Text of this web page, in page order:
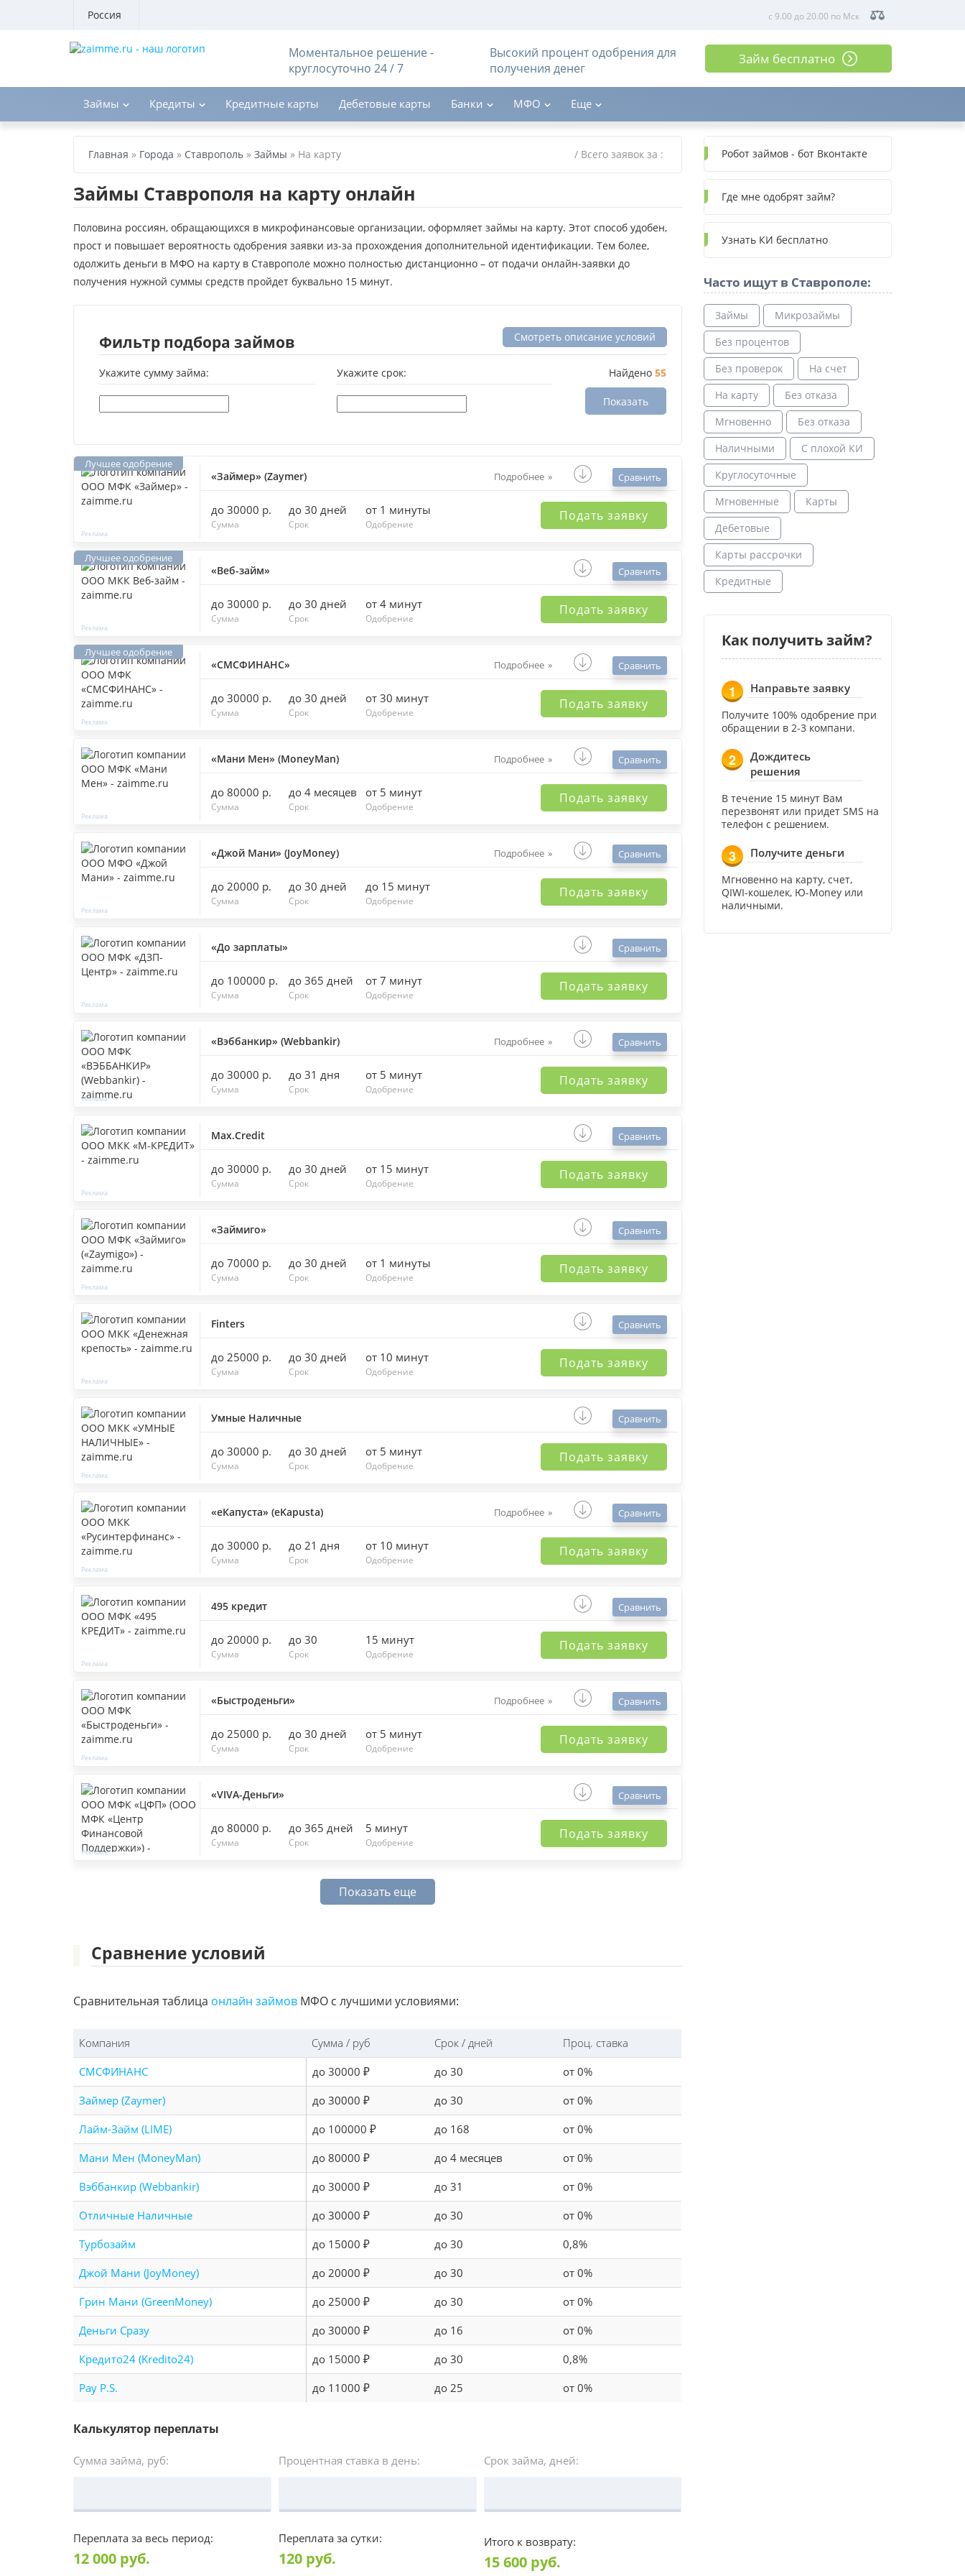
Россия с 9.00 до 20.00 по Мск
Моментальное решение -
круглосуточно 24 / 7
Высокий процент одобрения для
получения денег
Займ бесплатно
Займы Кредиты Кредитные карты Дебетовые карты Банки МФО Еще
Главная » Города » Ставрополь » Займы » На карту / Всего заявок за :
Займы Ставрополя на карту онлайн
Половина россиян, обращающихся в микрофинансовые организации, оформляет займы на карту. Этот способ удобен,
прост и повышает вероятность одобрения заявки из-за прохождения дополнительной идентификации. Тем более,
одолжить деньги в МФО на карту в Ставрополе можно полностью дистанционно – от подачи онлайн-заявки до
получения нужной суммы средств пройдет буквально 15 минут.
Фильтр подбора займов Смотреть описание условий
Укажите сумму займа: Укажите срок: Найдено55
Показать
«Займер» (Zaymer) Подробнее Сравнить
до 30000 р.
Сумма
до 30 дней
Срок
от 1 минуты
Одобрение
Подать заявку
«Веб-займ» Сравнить
до 30000 р.
Сумма
до 30 дней
Срок
от 4 минут
Одобрение
Подать заявку
«СМСФИНАНС» Подробнее Сравнить
до 30000 р.
Сумма
до 30 дней
Срок
от 30 минут
Одобрение
Подать заявку
«Мани Мен» (MoneyMan) Подробнее Сравнить
до 80000 р.
Сумма
до 4 месяцев
Срок
от 5 минут
Одобрение
Подать заявку
«Джой Мани» (JoyMoney) Подробнее Сравнить
до 20000 р.
Сумма
до 30 дней
Срок
до 15 минут
Одобрение
Подать заявку
«До зарплаты» Сравнить
до 100000 р.
Сумма
до 365 дней
Срок
от 7 минут
Одобрение
Подать заявку
«Вэббанкир» (Webbankir) Подробнее Сравнить
до 30000 р.
Сумма
до 31 дня
Срок
от 5 минут
Одобрение
Подать заявку
Max.Credit Сравнить
до 30000 р.
Сумма
до 30 дней
Срок
от 15 минут
Одобрение
Подать заявку
«Займиго» Сравнить
до 70000 р.
Сумма
до 30 дней
Срок
от 1 минуты
Одобрение
Подать заявку
Finters Сравнить
до 25000 р.
Сумма
до 30 дней
Срок
от 10 минут
Одобрение
Подать заявку
Умные Наличные Сравнить
до 30000 р.
Сумма
до 30 дней
Срок
от 5 минут
Одобрение
Подать заявку
«еКапуста» (eKapusta) Подробнее Сравнить
до 30000 р.
Сумма
до 21 дня
Срок
от 10 минут
Одобрение
Подать заявку
495 кредит Сравнить
до 20000 р.
Сумма
до 30
Срок
15 минут
Одобрение
Подать заявку
«Быстроденьги» Подробнее Сравнить
до 25000 р.
Сумма
до 30 дней
Срок
от 5 минут
Одобрение
Подать заявку
«VIVA-Деньги» Сравнить
до 80000 р.
Сумма
до 365 дней
Срок
5 минут
Одобрение
Подать заявку
Показать еще
Сравнение условий
Сравнительная таблица онлайн займов МФО с лучшими условиями:
Компания Сумма / руб Срок / дней
Проц. ставка
СМСФИНАНС
до 30000 ₽ до 30
от 0%
Займер (Zaymer)
до 30000 ₽ до 30
от 0%
Лайм-Займ (LIME)
до 100000 ₽ до 168
от 0%
Мани Мен (MoneyMan)
до 80000 ₽ до 4 месяцев
от 0%
Вэббанкир (Webbankir)
до 30000 ₽ до 31
от 0%
Отличные Наличные
до 30000 ₽ до 30
от 0%
Турбозайм
до 15000 ₽ до 30
0,8%
Джой Мани (JoyMoney)
до 20000 ₽ до 30
от 0%
Грин Мани (GreenMoney)
до 25000 ₽ до 30
от 0%
Деньги Сразу
до 30000 ₽ до 16
от 0%
Кредито24 (Kredito24)
до 15000 ₽ до 30
0,8%
Pay P.S.
до 11000 ₽ до 25 от 0%
Калькулятор переплаты
Сумма займа, руб: Процентная ставка в день: Срок займа, дней:
Переплата за весь период:
12 000 руб.
Переплата за сутки:
120руб.
Итого к возврату:
15 600руб.
Робот займов - бот Вконтакте
Где мне одобрят займ?
Узнать КИ бесплатно
Часто ищут в Ставрополе:
Займы
Микрозаймы
Без процентов
Без проверок
На счет
На карту
Без отказа
Мгновенно
Без отказа
Наличными
С плохой КИ
Круглосуточные
Мгновенные
Карты
Дебетовые
Карты рассрочки
Кредитные
Как получить займ?
1 Направьте заявку
Получите 100% одобрение при
обращении в 2-3 компани.
2
Дождитесь
решения
В течение 15 минут Вам
перезвонят или придет SMS на
телефон с решением.
3 Получите деньги
Мгновенно на карту, счет,
QIWI-кошелек, Ю-Money или
наличными.